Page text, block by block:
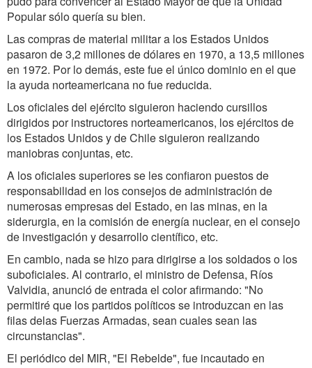
Popular sólo quería su bien.
Las compras de material militar a los Estados Unidos
pasaron de 3,2 millones de dólares en 1970, a 13,5 millones
en 1972. Por lo demás, este fue el único dominio en el que
la ayuda norteamericana no fue reducida.
Los oficiales del ejército siguieron haciendo cursillos
dirigidos por instructores norteamericanos, los ejércitos de
los Estados Unidos y de Chile siguieron realizando
maniobras conjuntas, etc.
A los oficiales superiores se les confiaron puestos de
responsabilidad en los consejos de administración de
numerosas empresas del Estado, en las minas, en la
siderurgia, en la comisión de energía nuclear, en el consejo
de investigación y desarrollo científico, etc.
En cambio, nada se hizo para dirigirse a los soldados o los
suboficiales. Al contrario, el ministro de Defensa, Ríos
Valvidia, anunció de entrada el color afirmando: "No
permitiré que los partidos políticos se introduzcan en las
filas delas Fuerzas Armadas, sean cuales sean las
circunstancias".
El periódico del MIR, "El Rebelde", fue incautado en